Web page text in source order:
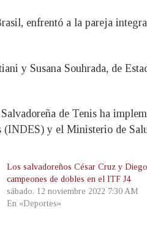
enfrentó a la pareja
y Susana Souhrada, de
de Tenis ha
(INDES) y el Ministerio de
Los salvadoreños César Cruz y
campeones de dobles en el ITF J4
sábado, 12 noviembre 2022 7:30 AM
En «Deportes»